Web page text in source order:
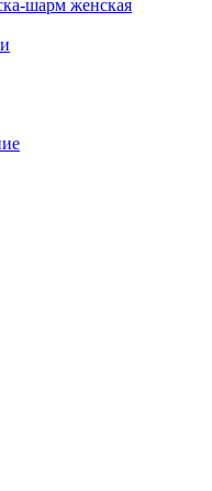
шарм женская